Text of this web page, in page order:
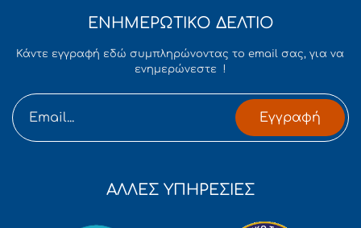
ΕΝΗΜΕΡΩΤΙΚΟ ΔΕΛΤΙΟ
Κάντε εγγραφή εδώ συμπληρώνοντας το email σας, για να
ενημερώνεστε !
Εγγραφή
ΑΛΛΕΣ ΥΠΗΡΕΣΙΕΣ